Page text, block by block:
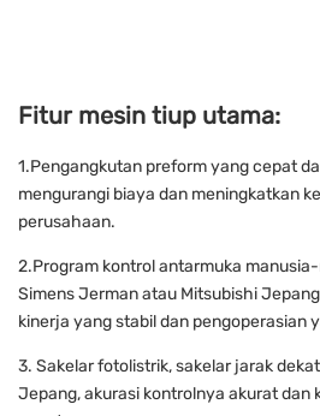
Fitur mesin tiup utama:
1.Pengangkutan preform yang cepat
mengurangi biaya dan meningkatkan
perusahaan.
2.Program kontrol antarmuka
Simens Jerman atau Mitsubishi
kinerja yang stabil dan pengoperasian
3. Sakelar fotolistrik, sakelar jarak
Jepang, akurasi kontrolnya akurat dan